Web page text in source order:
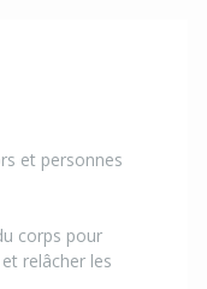
et personnes
corps pour
relâcher les